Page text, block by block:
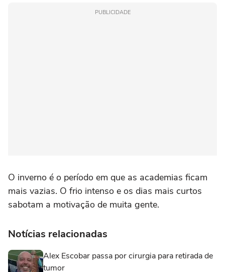
PUBLICIDADE
O inverno é o período em que as academias ficam
mais vazias. O frio intenso e os dias mais curtos
sabotam a motivação de muita gente.
Notícias relacionadas
Alex Escobar passa por cirurgia para retirada de
tumor